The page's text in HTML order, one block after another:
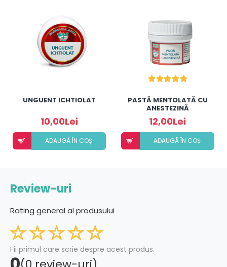
UNGUENT ICHTIOLAT
10,00Lei
ADAUGÃ ÎN COȘ
PASTĂ MENTOLATĂ CU
ANESTEZINĂ
12,00Lei
ADAUGÃ ÎN COȘ
Review-uri
Rating general al produsului
Fii primul care scrie despre acest produs.